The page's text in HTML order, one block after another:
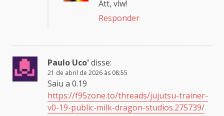
Att, vlw!
Responder
Paulo Uco'disse:
21 de abril de 2026 às 08:55
Saiu a 0.19
https://f95zone.to/threads/jujutsu-trainer-
v0-19-public-milk-dragon-studios.275739/